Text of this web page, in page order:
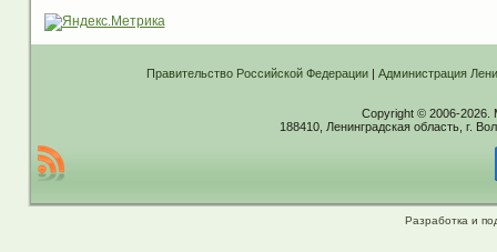
Правительство Российской Федерации| Администрация
Copyright © 2006-2026.
188410, Ленинградская область, г.
Разработка и